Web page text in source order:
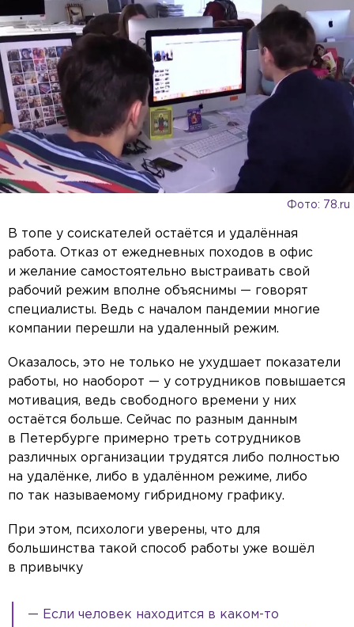
Фото: 78.ru
В топе у соискателей остаётся и удалённая
работа. Отказ от ежедневных походов в офис
и желание самостоятельно выстраивать свой
рабочий режим вполне объяснимы — говорят
специалисты. Ведь с началом пандемии многие
компании перешли на удаленный режим.
Оказалось, это не только не ухудшает показатели
работы, но наоборот — у сотрудников повышается
мотивация, ведь свободного времени у них
остаётся больше. Сейчас по разным данным
в Петербурге примерно треть сотрудников
различных организации трудятся либо полностью
на удалёнке, либо в удалённом режиме, либо
по так называемому гибридному графику.
При этом, психологи уверены, что для
большинства такой способ работы уже вошёл
в привычку
— Если человек находится в каком-то